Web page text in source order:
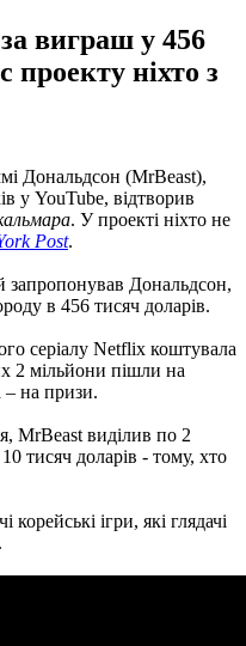
виграш у 456
проекту ніхто з
Дональдсон (MrBeast),
у YouTube, відтворив
. У проекті ніхто не
Post.
запропонував Дональдсон,
в 456 тисяч доларів.
серіалу Netflix коштувала
2 мільйони пішли на
– на призи.
MrBeast виділив по 2
тисяч доларів - тому, хто
корейські ігри, які глядачі